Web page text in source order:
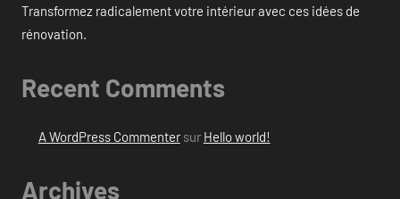
Transformez radicalement votre intérieur avec ces idées de
rénovation.
Recent Comments
A WordPress Commentersur Hello world!
Archives